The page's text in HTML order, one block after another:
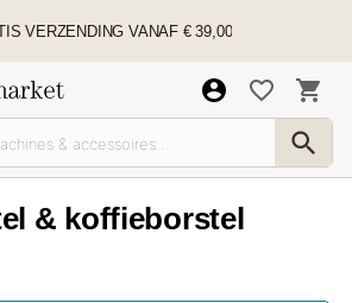
VERZENDING VANAF € 39,00
& koffieborstel